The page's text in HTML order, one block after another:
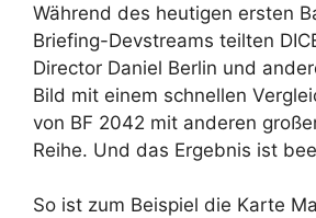
Während des heutigen ersten
Briefing-Devstreams teilten
Director Daniel Berlin und
Bild mit einem schnellen
von BF 2042 mit anderen
Reihe. Und das Ergebnis ist
So ist zum Beispiel die Karte